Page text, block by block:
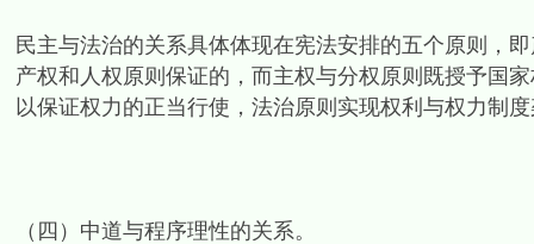
民主与法治的关系具体体现在宪法安排的五个原则，
产权和人权原则保证的，而主权与分权原则既授予国
以保证权力的正当行使，法治原则实现权利与权力制
（四）中道与程序理性的关系。